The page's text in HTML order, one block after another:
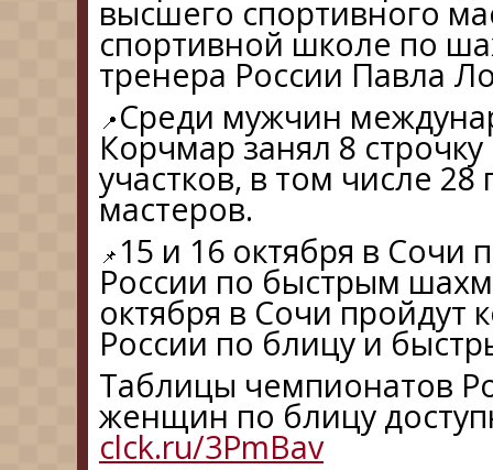
высшего спортивного
спортивной школе по
тренера России Павла
Среди мужчин
Корчмар занял 8
участков, в том числе 28
мастеров.
15 и 16 октября в Сочи
России по быстрым
октября в Сочи
России по блицу и
Таблицы чемпионатов
женщин по блицу
clck.ru/3PmBav